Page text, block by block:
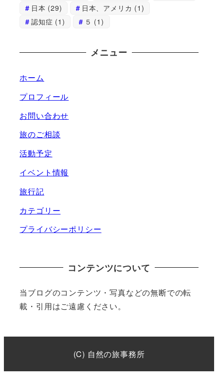
日本 (29) 日本、アメリカ (1)
認知症 (1) ５ (1)
メニュー
ホーム
プロフィール
お問い合わせ
旅のご相談
活動予定
イベント情報
旅行記
カテゴリー
プライバシーポリシー
コンテンツについて
当ブログのコンテンツ・写真などの無断での転
載・引用はご遠慮ください。
(C) 自然の旅事務所